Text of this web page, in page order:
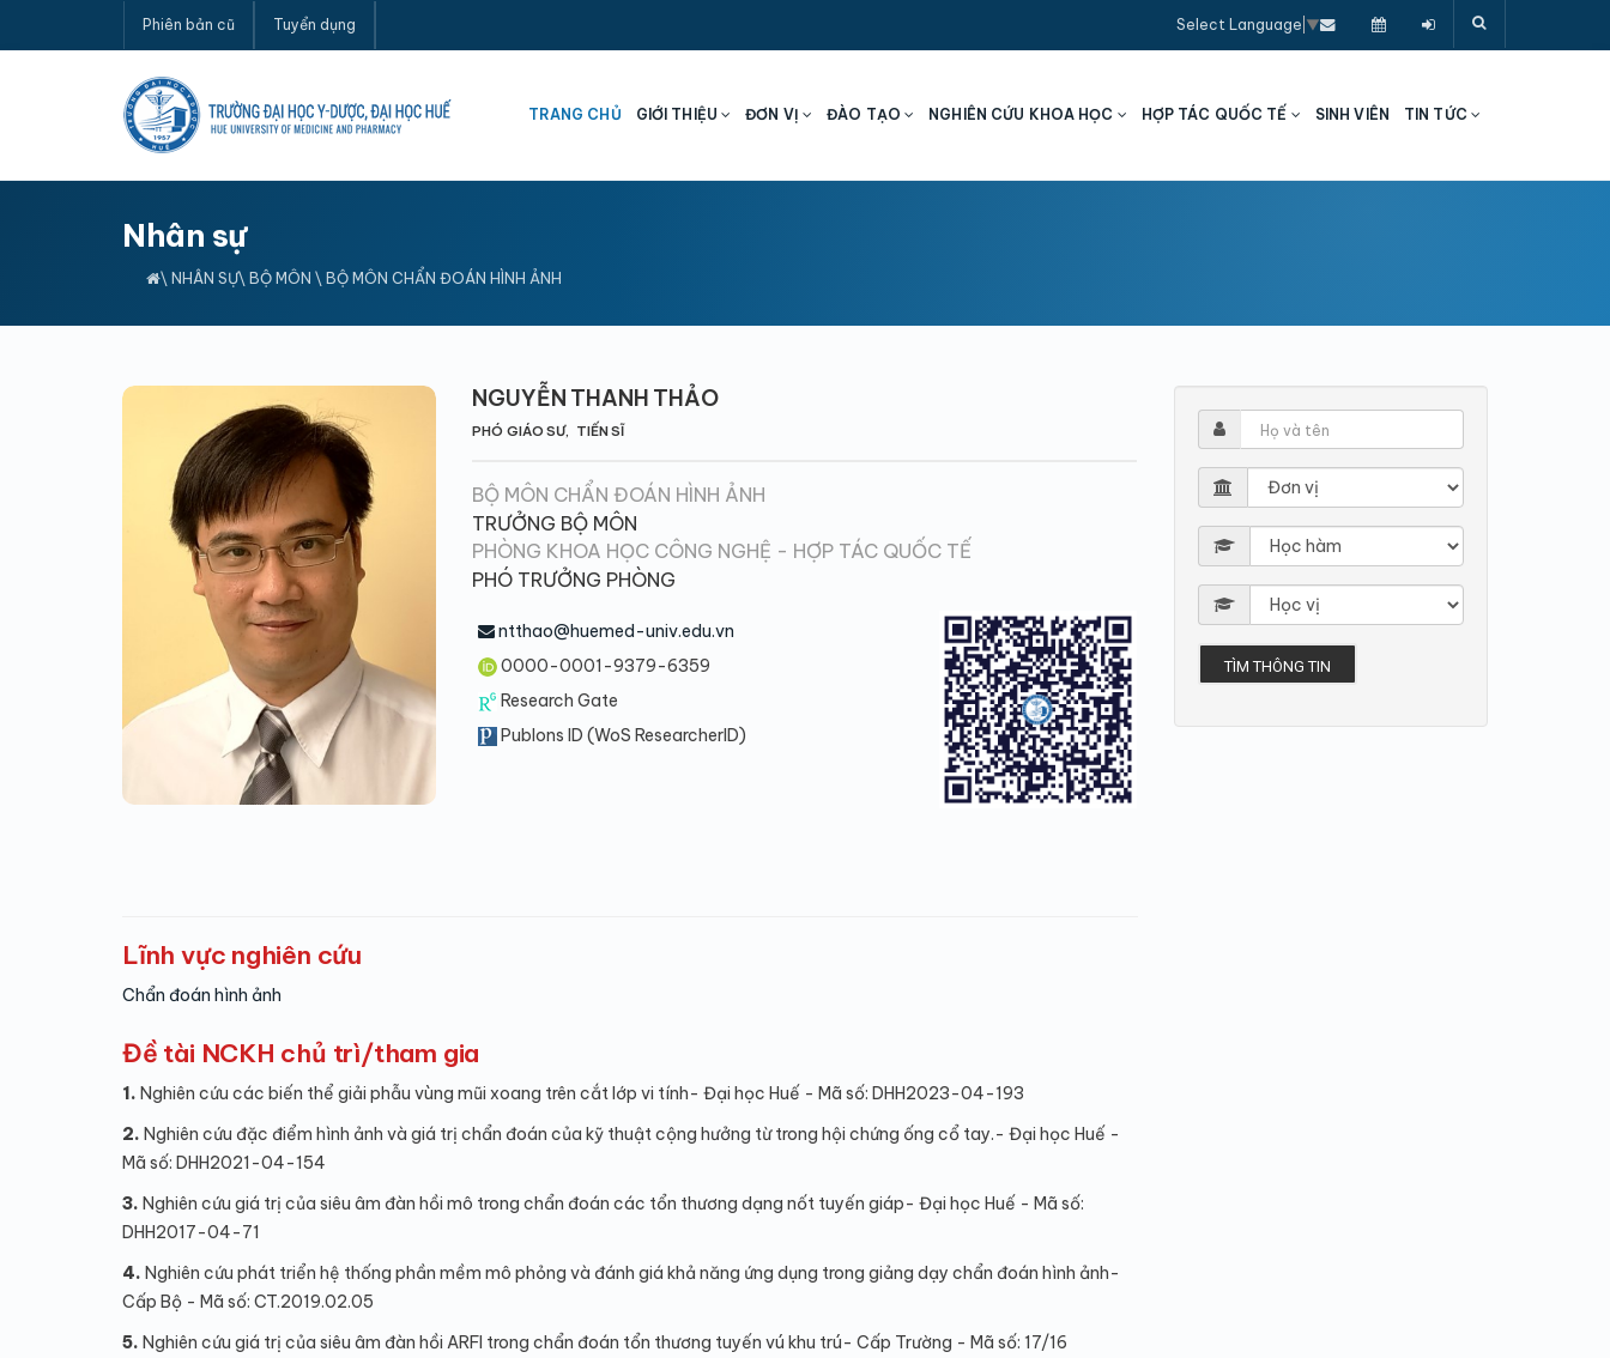
Phiên bản cũ Tuyển dụng Select Language ▼
TRANG CHỦ GIỚI THIỆU ĐƠN VỊ ĐÀO TẠO NGHIÊN CỨU KHOA HỌC HỢP TÁC QUỐC TẾ SINH VIÊN TIN TỨC
Nhân sự
\ NHÂN SỰ\ BỘ MÔN \ BỘ MÔN CHẨN ĐOÁN HÌNH ẢNH
NGUYỄN THANH THẢO
PHÓ GIÁO SƯ, TIẾN SĨ
BỘ MÔN CHẨN ĐOÁN HÌNH ẢNH
TRƯỞNG BỘ MÔN
PHÒNG KHOA HỌC CÔNG NGHỆ - HỢP TÁC QUỐC TẾ
PHÓ TRƯỞNG PHÒNG
ntthao@huemed-univ.edu.vn
0000-0001-9379-6359
Research Gate
Publons ID (WoS ResearcherID)
Lĩnh vực nghiên cứu
Chẩn đoán hình ảnh
Đề tài NCKH chủ trì/tham gia
1. Nghiên cứu các biến thể giải phẫu vùng mũi xoang trên cắt lớp vi tính- Đại học Huế - Mã số: DHH2023-04-193
2. Nghiên cứu đặc điểm hình ảnh và giá trị chẩn đoán của kỹ thuật cộng hưởng từ trong hội chứng ống cổ tay.- Đại học Huế -
Mã số: DHH2021-04-154
3. Nghiên cứu giá trị của siêu âm đàn hồi mô trong chẩn đoán các tổn thương dạng nốt tuyến giáp- Đại học Huế - Mã số:
DHH2017-04-71
4. Nghiên cứu phát triển hệ thống phần mềm mô phỏng và đánh giá khả năng ứng dụng trong giảng dạy chẩn đoán hình ảnh-
Cấp Bộ - Mã số: CT.2019.02.05
5. Nghiên cứu giá trị của siêu âm đàn hồi ARFI trong chẩn đoán tổn thương tuyến vú khu trú- Cấp Trường - Mã số: 17/16
TÌM THÔNG TIN